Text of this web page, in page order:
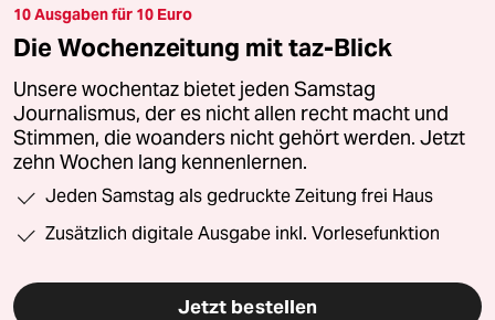
10 Ausgaben für 10 Euro
Die Wochenzeitung mit taz-Blick
Unsere wochentaz bietet jeden Samstag
Journalismus, der es nicht allen recht macht und
Stimmen, die woanders nicht gehört werden. Jetzt
zehn Wochen lang kennenlernen.
Jeden Samstag als gedruckte Zeitung frei Haus
Zusätzlich digitale Ausgabe inkl. Vorlesefunktion
Jetzt bestellen